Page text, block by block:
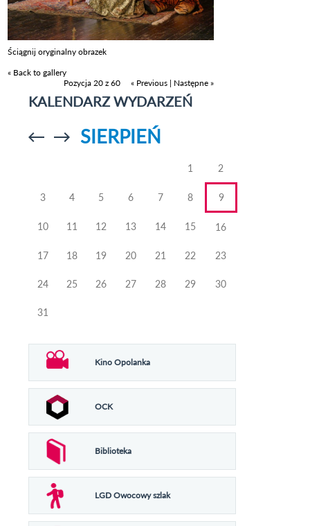
Ściągnij oryginalny obrazek
« Back to gallery
Pozycja 20 z 60
« Previous | Następne »
KALENDARZ WYDARZEŃ
Przejdź doPrzejdź do
SIERPIEŃ
1 2
3 4 5 6 7 8 9
10 11 12 13 14 15 16
17 18 19 20 21 22 23
24 25 26 27 28 29 30
31
Kino Opolanka
OCK
Biblioteka
LGD Owocowy szlak